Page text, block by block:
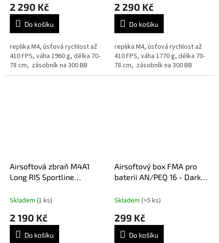
2 290 Kč
Do košíku
replika M4, úsťová rychlost až
410 FPS, váha 1960 g, délka 70-
78 cm, zásobník na 300 BB
2 290 Kč
Do košíku
replika M4, úsťová rychlost až
410 FPS, váha 1770 g, délka 70-
78 cm, zásobník na 300 BB
Airsoftová zbraň M4A1
Long RIS Sportline
Skladem (1 ks)
2 190 Kč
Do košíku
Airsoftový box FMA pro
baterii AN/PEQ 16 - Dark
Skladem (>5 ks)
299 Kč
Do košíku